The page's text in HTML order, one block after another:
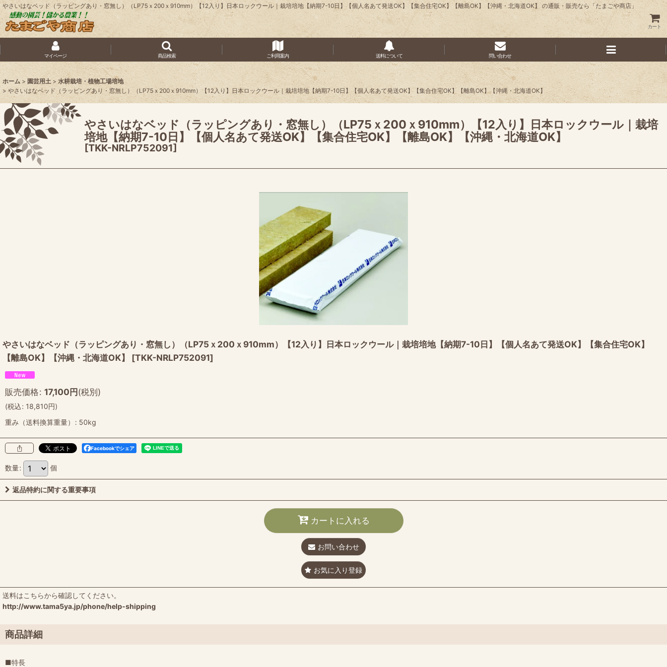
やさいはなベッド（ラッピングあり・窓無し）（LP75ｘ200ｘ910mm）【12入り】日本ロックウール｜栽培培地【納期7-10日】【個人名あて発送OK】【集合住宅OK】【離島OK】【沖縄・北海道OK】 の通販・販売なら「たまごや商店」
カート
マイページ 商品検索 ご利用案内 送料について 問い合わせ
ホーム > 園芸用土 > 水耕栽培・植物工場培地
> やさいはなベッド（ラッピングあり・窓無し）（LP75ｘ200ｘ910mm）【12入り】日本ロックウール｜栽培培地【納期7-10日】【個人名あて発送OK】【集合住宅OK】【離島OK】【沖縄・北海道OK】
やさいはなベッド（ラッピングあり・窓無し）（LP75ｘ200ｘ910mm）【12入り】日本ロックウール｜栽培
培地【納期7-10日】【個人名あて発送OK】【集合住宅OK】【離島OK】【沖縄・北海道OK】
[TKK-NRLP752091]
やさいはなベッド（ラッピングあり・窓無し）（LP75ｘ200ｘ910mm）【12入り】日本ロックウール｜栽培培地【納期7-10日】【個人名あて発送OK】【集合住宅OK】
【離島OK】【沖縄・北海道OK】
[TKK-NRLP752091]
販売価格: 17,100円(税別)
(税込: 18,810円)
重み（送料換算重量）
: 50kg
Facebookでシェア
数量: 個
返品特約に関する重要事項
カートに入れる
お問い合わせ
お気に入り登録
送料はこちらから確認してください。
http://www.tama5ya.jp/phone/help-shipping
商品詳細
■特長